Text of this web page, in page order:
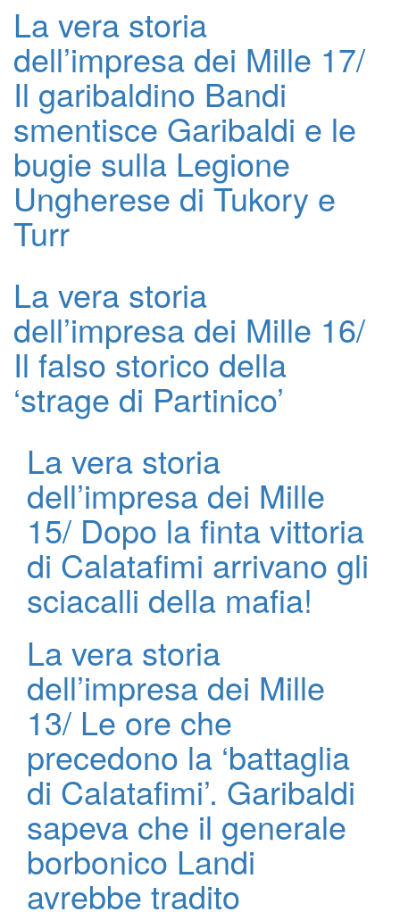
La vera storia
dell’impresa dei Mille 17/
Il garibaldino Bandi
smentisce Garibaldi e le
bugie sulla Legione
Ungherese di Tukory e
Turr
La vera storia
dell’impresa dei Mille 16/
Il falso storico della
‘strage di Partinico’
La vera storia
dell’impresa dei Mille
15/ Dopo la finta vittoria
di Calatafimi arrivano gli
sciacalli della mafia!
La vera storia
dell’impresa dei Mille
13/ Le ore che
precedono la ‘battaglia
di Calatafimi’. Garibaldi
sapeva che il generale
borbonico Landi
avrebbe tradito